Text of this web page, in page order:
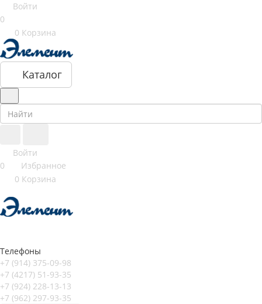
Войти
0
0 Корзина
Каталог
Войти
0
Избранное
0 Корзина
Телефоны
+7 (914) 375-09-98
+7 (4217) 51-93-35
+7 (924) 228-13-13
+7 (962) 297-93-35